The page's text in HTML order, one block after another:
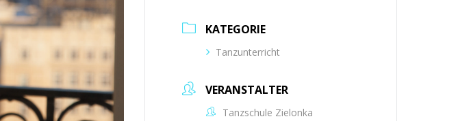
KATEGORIE
Tanzunterricht
VERANSTALTER
Tanzschule Zielonka